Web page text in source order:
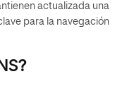
actualizada una
para la navegación